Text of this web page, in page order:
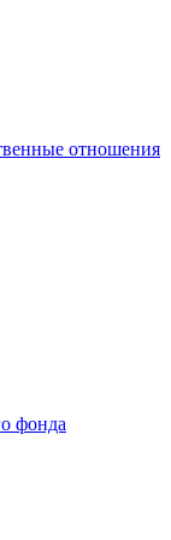
отношения
фонда